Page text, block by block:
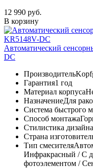
12 990 руб.
В корзину
Автоматический
DC
Производитель
Гарантия1 год
Материал корпуса
НазначениеДля
Система быстрого
Способ монтажа
Стилистика дизайна
Страна
Тип смесителя
Инфракрасный / С
фотоэлементом /